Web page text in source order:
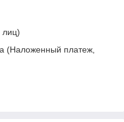
лиц)
(Наложенный платеж,